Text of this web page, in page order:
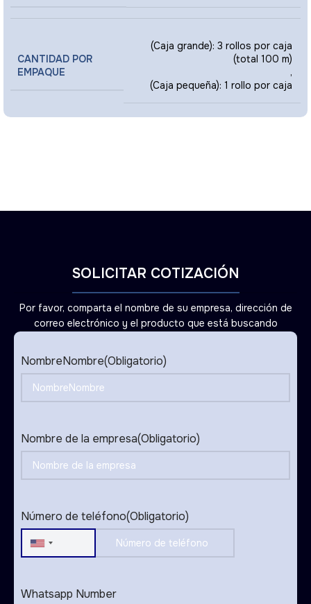
CANTIDAD POR
EMPAQUE
(Caja grande): 3 rollos por caja
(total 100 m)
,
(Caja pequeña): 1 rollo por caja
SOLICITAR COTIZACIÓN
Por favor, comparta el nombre de su empresa, dirección de
correo electrónico y el producto que está buscando
NombreNombre(Obligatorio)
Nombre de la empresa(Obligatorio)
Número de teléfono(Obligatorio)
United
Whatsapp Number